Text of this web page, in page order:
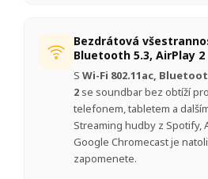
Bezdrátová
Bluetooth 5.3, AirPlay 2
S Wi-Fi 802.11ac,
2 se soundbar bez obtíží
telefonem, tabletem a
Streaming hudby z Spotify,
Google Chromecast je
zapomenete.